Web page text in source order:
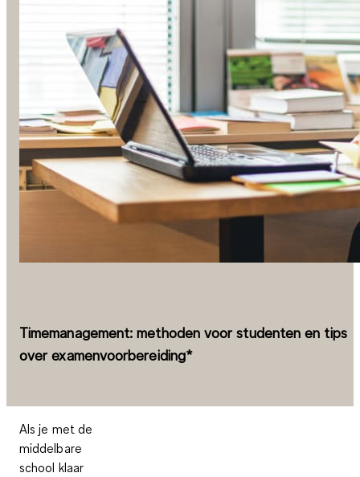
Timemanagement: methoden voor studenten en tips
over examenvoorbereiding*
Als je met de
middelbare
school klaar